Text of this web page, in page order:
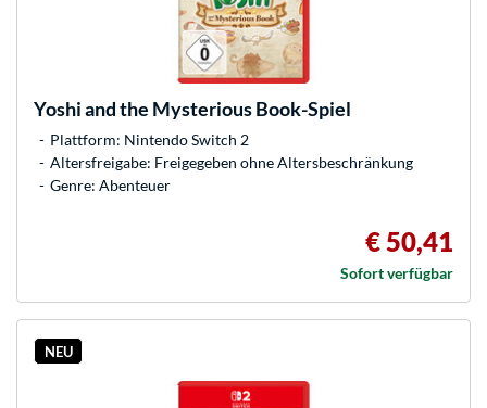
Yoshi and the Mysterious Book-Spiel
Plattform: Nintendo Switch 2
Altersfreigabe: Freigegeben ohne Altersbeschränkung
Genre: Abenteuer
€ 50,41
Sofort verfügbar
NEU